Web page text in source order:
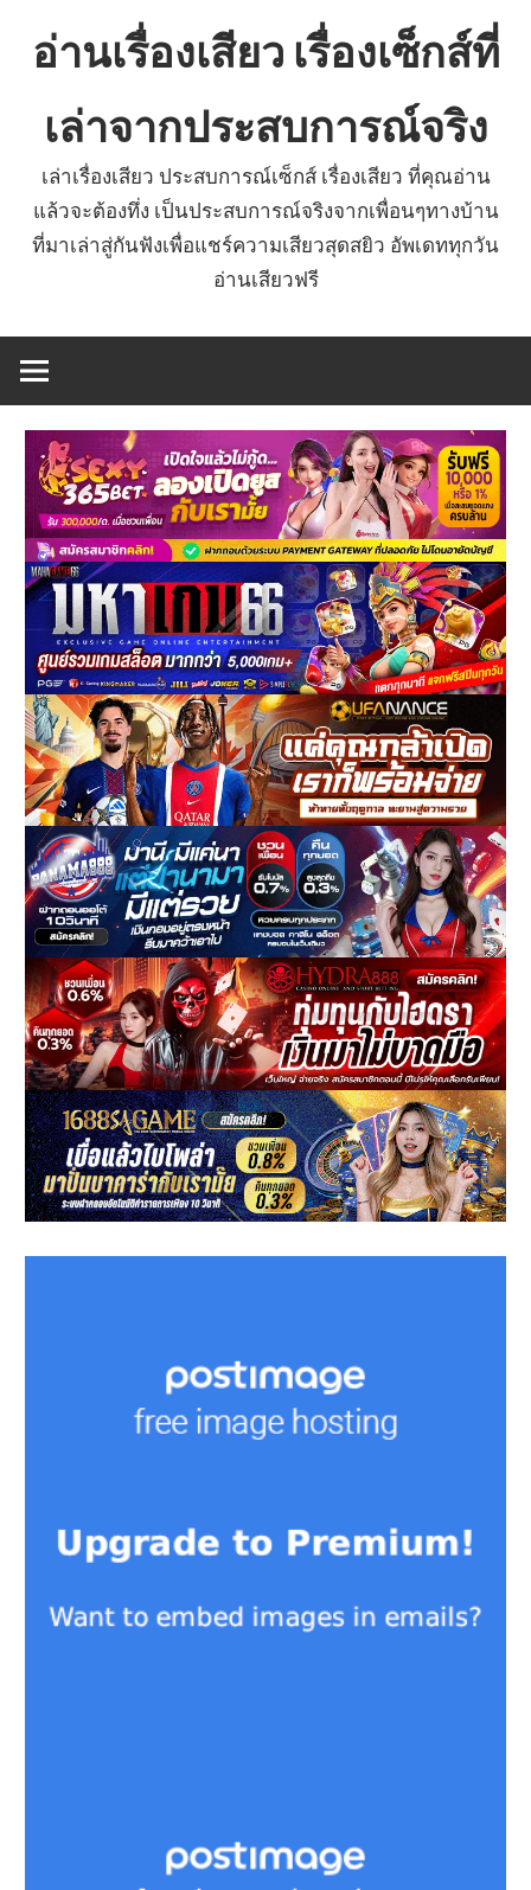
อ่านเรื่องเสียว เรื่องเซ็กส์ที่
เล่าจากประสบการณ์จริง
เล่าเรื่องเสียว ประสบการณ์เซ็กส์ เรื่องเสียว ที่คุณอ่าน
แล้วจะต้องทึ่ง เป็นประสบการณ์จริงจากเพื่อนๆทางบ้าน
ที่มาเล่าสู่กันฟังเพื่อแชร์ความเสียวสุดสยิว อัพเดททุกวัน
อ่านเสียวฟรี